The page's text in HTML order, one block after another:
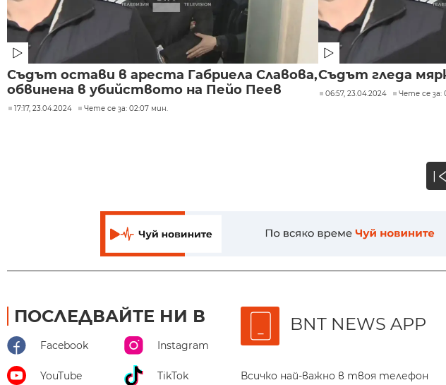
Съдът остави в ареста Габриела Славова,
обвинена в убийството на Пейо Пеев
17:17, 23.04.2024 Чете се за: 02:07 мин.
Съдът гледа
06:57, 23.04.2024 Чете се за:
ПОСЛЕДВАЙТЕ НИ В
Facebook Instagram
YouTube TikTok
BNT NEWS APP
Всичко най-важно в твоя телефон